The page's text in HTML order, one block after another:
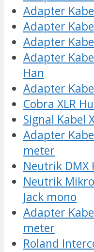
Adapter
Adapter
Adapter
Adapter
Han
Adapter
Cobra XLR
Signal Kabel
Adapter
meter
Neutrik DMX
Neutrik
Jack mono
Adapter
meter
Roland